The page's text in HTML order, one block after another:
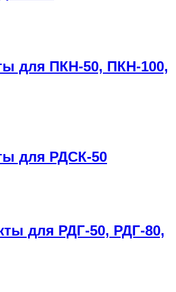
для ПКН-50, ПКН-100,
для РДСК-50
для РДГ-50, РДГ-80,